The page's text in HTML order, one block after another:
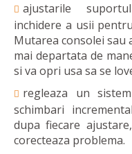
ajustarile
inchidere a usii
Mutarea consolei
mai departata de
si va opri usa sa se
regleaza un
schimbari
dupa fiecare
corecteaza problema.